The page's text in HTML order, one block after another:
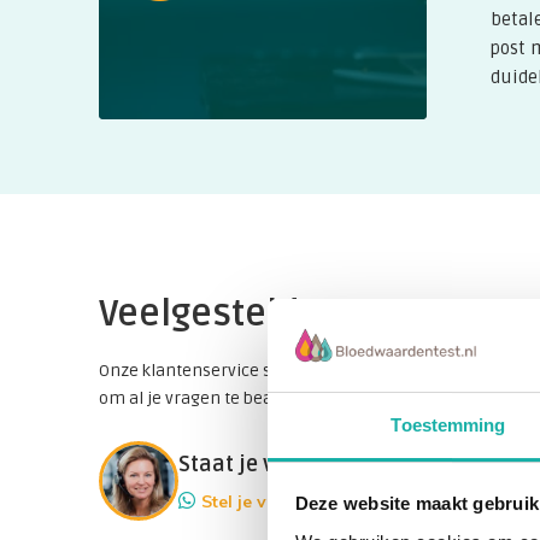
Toestemming
Deze website maakt
post
Veelgestelde vragen
Onze klantenservice staat natuurlijk ook voor je klaar
om al je vragen te beantwoorden!
Staat je vraag er niet bij?
Stel je vraag